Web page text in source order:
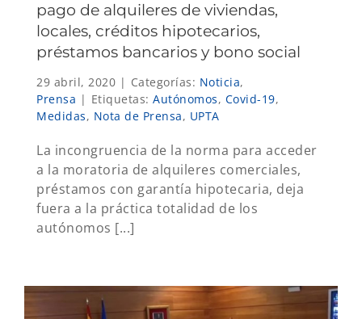
pago de alquileres de viviendas,
locales, créditos hipotecarios,
préstamos bancarios y bono social
29 abril, 2020 | Categorías: Noticia,
Prensa | Etiquetas: Autónomos, Covid-19,
Medidas, Nota de Prensa, UPTA
La incongruencia de la norma para acceder
a la moratoria de alquileres comerciales,
préstamos con garantía hipotecaria, deja
fuera a la práctica totalidad de los
autónomos [...]